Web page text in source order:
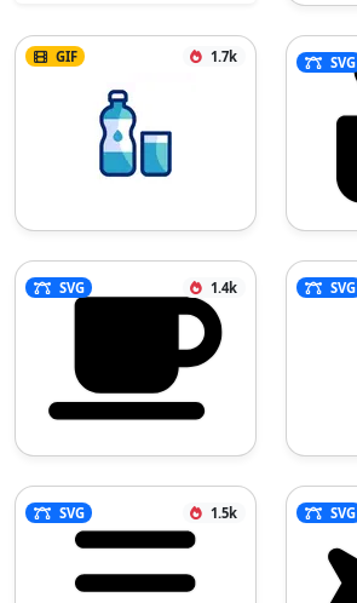
GIF 1.7k SVG
SVG 1.4k SVG
SVG 1.5k SVG